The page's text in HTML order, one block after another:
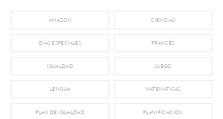
AMAZON CIENCIAS
DÍAS ESPECIALES FRANCÉS
IGUALDAD JUEGO
LENGUA MATEMÁTICAS
PLAN DE IGUALDAD PLANIFICACIÓN